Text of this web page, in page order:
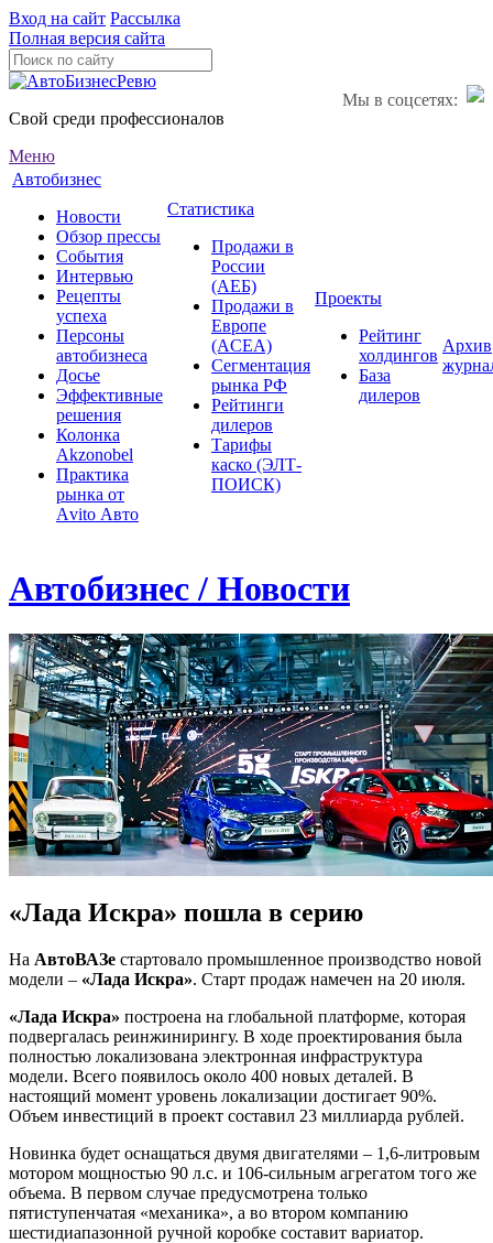
Вход на сайт Рассылка
Полная версия сайта
Мы в соцсетях:
Свой среди профессионалов
Меню
Автобизнес
Новости
Обзор прессы
События
Интервью
Рецепты
успеха
Персоны
автобизнеса
Досье
Эффективные
решения
Колонка
Akzonobel
Практика
рынка от
Аvito Авто
Статистика
Продажи в
России
(АЕБ)
Продажи в
Европе
(ACEA)
Сегментация
рынка РФ
Рейтинги
дилеров
Тарифы
каско (ЭЛТ-
ПОИСК)
Проекты
Рейтинг
холдингов
База
дилеров
Архив
Автобизнес / Новости
«Лада Искра» пошла в серию
На АвтоВАЗе стартовало промышленное производство новой
модели – «Лада Искра». Старт продаж намечен на 20 июля.
«Лада Искра» построена на глобальной платформе, которая
подвергалась реинжинирингу. В ходе проектирования была
полностью локализована электронная инфраструктура
модели. Всего появилось около 400 новых деталей. В
настоящий момент уровень локализации достигает 90%.
Объем инвестиций в проект составил 23 миллиарда рублей.
Новинка будет оснащаться двумя двигателями – 1,6-литровым
мотором мощностью 90 л.с. и 106-сильным агрегатом того же
объема. В первом случае предусмотрена только
пятиступенчатая «механика», а во втором компанию
шестидиапазонной ручной коробке составит вариатор.